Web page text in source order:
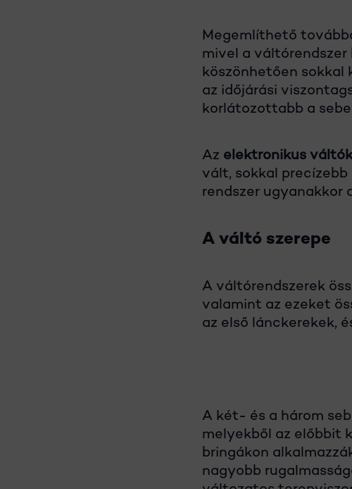
Megemlíthető
mivel a váltórendszer
köszönhetően sokkal
az időjárási
korlátozottabb a
Az elektronikus váltók
vált, sokkal
rendszer ugyanakkor
A váltó szerepe
A váltórendszerek
valamint az ezeket
az első lánckerekek,
A két- és a három
melyekből az előbbit
bringákon
nagyobb